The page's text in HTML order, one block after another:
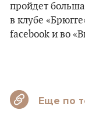
пройдет
в клубе
facebook и во
Еще по